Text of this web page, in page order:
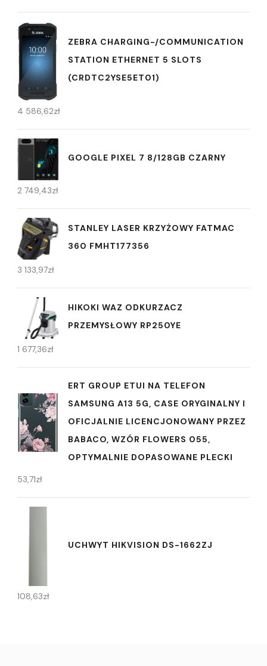
ZEBRA CHARGING-/COMMUNICATION
STATION ETHERNET 5 SLOTS
(CRDTC2YSE5ET01)
4 586,62zł
GOOGLE PIXEL 7 8/128GB CZARNY
2 749,43zł
STANLEY LASER KRZYŻOWY FATMAC
360 FMHT177356
3 133,97zł
HIKOKI WAZ ODKURZACZ
PRZEMYSŁOWY RP250YE
1 677,36zł
ERT GROUP ETUI NA TELEFON
SAMSUNG A13 5G, CASE ORYGINALNY I
OFICJALNIE LICENCJONOWANY PRZEZ
BABACO, WZÓR FLOWERS 055,
OPTYMALNIE DOPASOWANE PLECKI
53,71zł
UCHWYT HIKVISION DS-1662ZJ
108,63zł